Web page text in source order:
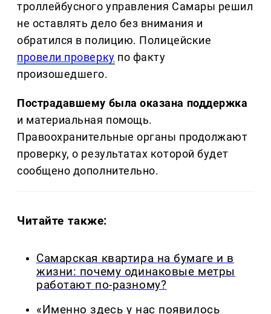
троллейбусного управления Самары решил
не оставлять дело без внимания и
обратился в полицию. Полицейские
провели проверку по факту
произошедшего.
Пострадавшему была оказана поддержка
и материальная помощь.
Правоохранительные органы продолжают
проверку, о результатах которой будет
сообщено дополнительно.
Читайте также:
Самарская квартира на бумаге и в
жизни: почему одинаковые метры
работают по-разному?
«Именно здесь у нас появилось